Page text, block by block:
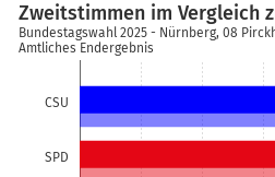
CSU
SPD
Zweitstimmen im Vergleich
Bundestagswahl 2025 - Nürnberg, 08
Amtliches Endergebnis